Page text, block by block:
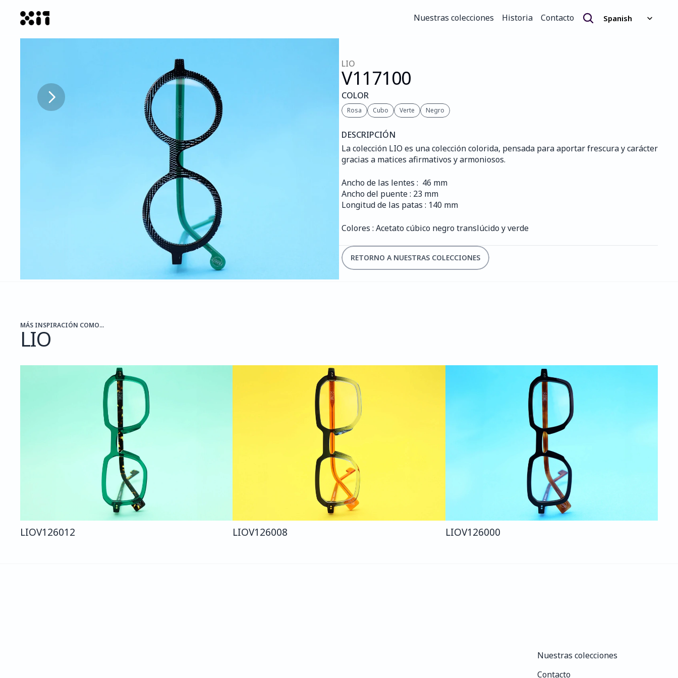
Nuestras colecciones
Historia
Contacto
Spanish
LIO
V117100
COLOR
Rosa Cubo Verte Negro
DESCRIPCIÓN
La colección LIO es una colección colorida, pensada para aportar frescura y carácter
gracias a matices afirmativos y armoniosos.
Ancho de las lentes :  46 mm
Ancho del puente : 23 mm
Longitud de las patas : 140 mm
Colores : Acetato cúbico negro translúcido y verde
RETORNO A NUESTRAS COLECCIONES
MÁS INSPIRACIÓN COMO...
LIO
LIOV126012 LIOV126008 LIOV126000
Nuestras colecciones
Contacto